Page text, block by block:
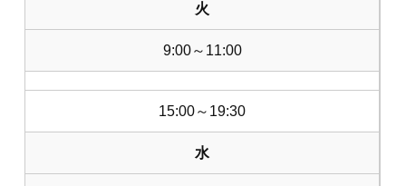
火
9:00～11:00
15:00～19:30
水